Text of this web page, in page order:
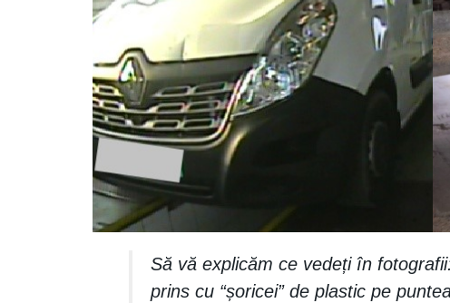
Să vă explicăm ce vedeți în
prins cu “șoricei” de plastic pe